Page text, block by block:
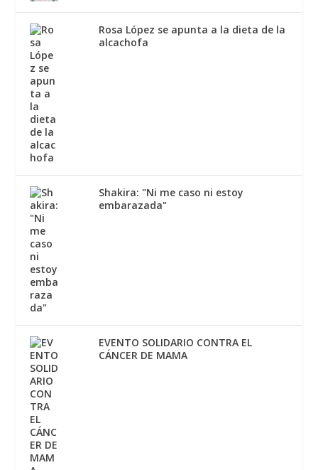
Rosa López se apunta a la dieta de la
alcachofa
Shakira: "Ni me caso ni estoy
embarazada"
EVENTO SOLIDARIO CONTRA EL
CÁNCER DE MAMA